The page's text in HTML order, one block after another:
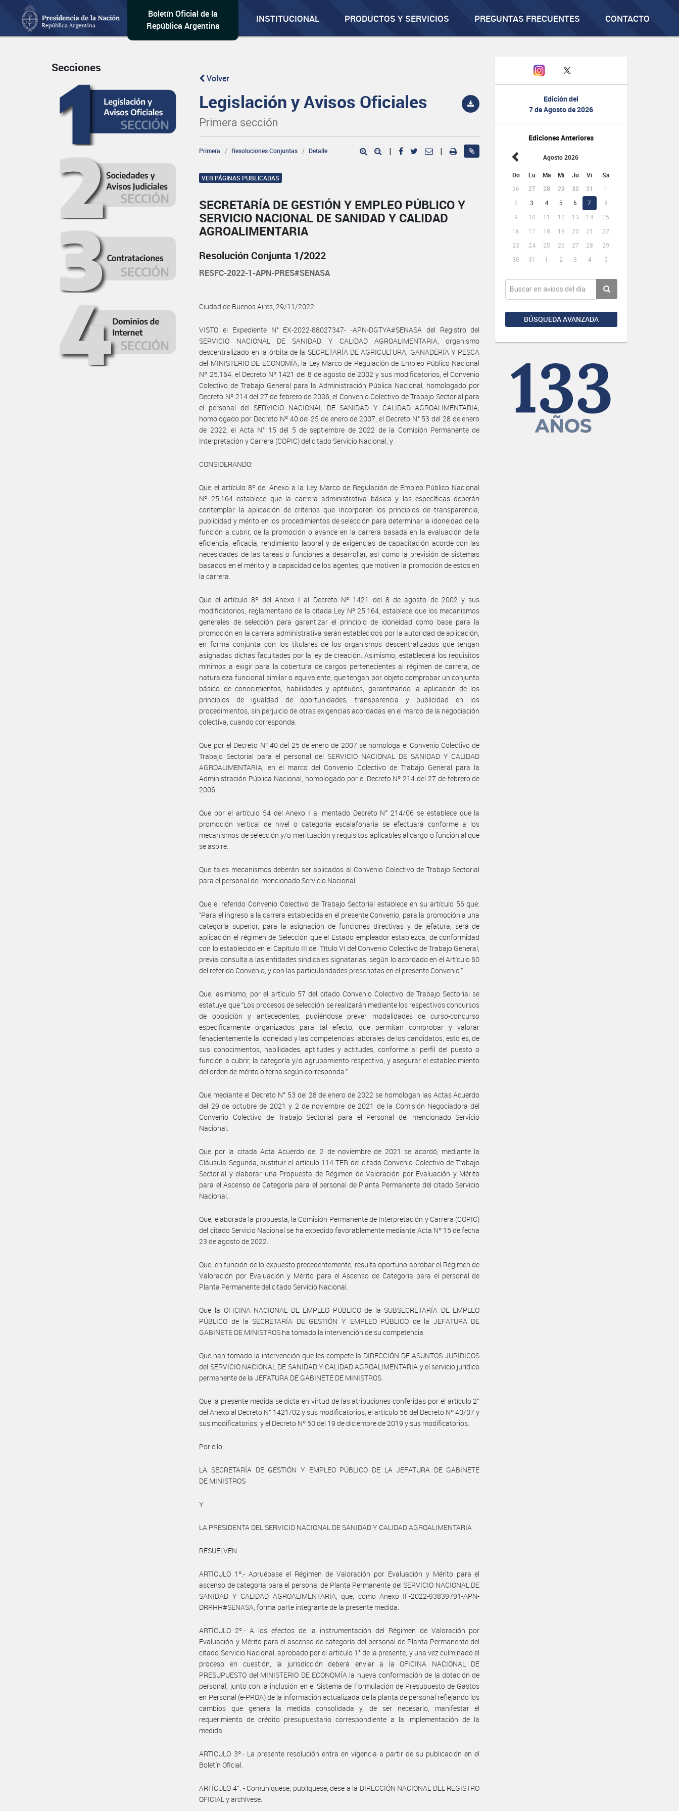
Boletín Oficial de la
República Argentina
INSTITUCIONAL PRODUCTOS Y SERVICIOS PREGUNTAS FRECUENTES CONTACTO
Edición del
7 de Agosto de 2026
Ediciones Anteriores
Agosto 2026
Do Lu Ma Mi Ju Vi Sa
26 27 28 29 30 31
1
2
3 4 5 6 7
8
9
10 11 12 13 14
15
16
17 18 19 20 21
22
23
24 25 26 27 28
29
30
31 1 2 3 4 5
BÚSQUEDA AVANZADA
Secciones
Volver
Legislación y Avisos Oficiales
Primera sección
Primera Resoluciones Conjuntas Detalle | |
VER PÁGINAS PUBLICADAS
SECRETARÍA DE GESTIÓN Y EMPLEO PÚBLICO Y
SERVICIO NACIONAL DE SANIDAD Y CALIDAD
AGROALIMENTARIA
Resolución Conjunta 1/2022
RESFC-2022-1-APN-PRES#SENASA
Ciudad de Buenos Aires, 29/11/2022
VISTO el Expediente N° EX-2022-88027347- -APN-DGTYA#SENASA del Registro del
SERVICIO NACIONAL DE SANIDAD Y CALIDAD AGROALIMENTARIA, organismo
descentralizado en la órbita de la SECRETARÍA DE AGRICULTURA, GANADERÍA Y PESCA
del MINISTERIO DE ECONOMÍA, la Ley Marco de Regulación de Empleo Público Nacional
Nº 25.164, el Decreto Nº 1421 del 8 de agosto de 2002 y sus modificatorios, el Convenio
Colectivo de Trabajo General para la Administración Pública Nacional, homologado por
Decreto Nº 214 del 27 de febrero de 2006, el Convenio Colectivo de Trabajo Sectorial para
el personal del SERVICIO NACIONAL DE SANIDAD Y CALIDAD AGROALIMENTARIA,
homologado por Decreto Nº 40 del 25 de enero de 2007, el Decreto N° 53 del 28 de enero
de 2022, el Acta N° 15 del 5 de septiembre de 2022 de la Comisión Permanente de
Interpretación y Carrera (COPIC) del citado Servicio Nacional, y
CONSIDERANDO:
Que el artículo 8º del Anexo a la Ley Marco de Regulación de Empleo Público Nacional
Nº 25.164 establece que la carrera administrativa básica y las específicas deberán
contemplar la aplicación de criterios que incorporen los principios de transparencia,
publicidad y mérito en los procedimientos de selección para determinar la idoneidad de la
función a cubrir, de la promoción o avance en la carrera basada en la evaluación de la
eficiencia, eficacia, rendimiento laboral y de exigencias de capacitación acorde con las
necesidades de las tareas o funciones a desarrollar, así como la previsión de sistemas
basados en el mérito y la capacidad de los agentes, que motiven la promoción de estos en
la carrera.
Que el artículo 8º del Anexo I al Decreto Nº 1421 del 8 de agosto de 2002 y sus
modificatorios, reglamentario de la citada Ley Nº 25.164, establece que los mecanismos
generales de selección para garantizar el principio de idoneidad como base para la
promoción en la carrera administrativa serán establecidos por la autoridad de aplicación,
en forma conjunta con los titulares de los organismos descentralizados que tengan
asignadas dichas facultades por la ley de creación. Asimismo, establecerá los requisitos
mínimos a exigir para la cobertura de cargos pertenecientes al régimen de carrera, de
naturaleza funcional similar o equivalente, que tengan por objeto comprobar un conjunto
básico de conocimientos, habilidades y aptitudes, garantizando la aplicación de los
principios de igualdad de oportunidades, transparencia y publicidad en los
procedimientos, sin perjuicio de otras exigencias acordadas en el marco de la negociación
colectiva, cuando corresponda.
Que por el Decreto N° 40 del 25 de enero de 2007 se homologa el Convenio Colectivo de
Trabajo Sectorial para el personal del SERVICIO NACIONAL DE SANIDAD Y CALIDAD
AGROALIMENTARIA, en el marco del Convenio Colectivo de Trabajo General para la
Administración Pública Nacional, homologado por el Decreto Nº 214 del 27 de febrero de
2006.
Que por el artículo 54 del Anexo I al mentado Decreto N° 214/06 se establece que la
promoción vertical de nivel o categoría escalafonaria se efectuará conforme a los
mecanismos de selección y/o merituación y requisitos aplicables al cargo o función al que
se aspire.
Que tales mecanismos deberán ser aplicados al Convenio Colectivo de Trabajo Sectorial
para el personal del mencionado Servicio Nacional.
Que el referido Convenio Colectivo de Trabajo Sectorial establece en su artículo 56 que:
“Para el ingreso a la carrera establecida en el presente Convenio, para la promoción a una
categoría superior, para la asignación de funciones directivas y de jefatura, será de
aplicación el régimen de Selección que el Estado empleador establezca, de conformidad
con lo establecido en el Capítulo III del Título VI del Convenio Colectivo de Trabajo General,
previa consulta a las entidades sindicales signatarias, según lo acordado en el Artículo 60
del referido Convenio, y con las particularidades prescriptas en el presente Convenio.”
Que, asimismo, por el artículo 57 del citado Convenio Colectivo de Trabajo Sectorial se
estatuye que “Los procesos de selección se realizarán mediante los respectivos concursos
de oposición y antecedentes, pudiéndose prever modalidades de curso-concurso
específicamente organizados para tal efecto, que permitan comprobar y valorar
fehacientemente la idoneidad y las competencias laborales de los candidatos, esto es, de
sus conocimientos, habilidades, aptitudes y actitudes, conforme al perfil del puesto o
función a cubrir, la categoría y/o agrupamiento respectivo, y asegurar el establecimiento
del orden de mérito o terna según corresponda.”
Que mediante el Decreto N° 53 del 28 de enero de 2022 se homologan las Actas Acuerdo
del 29 de octubre de 2021 y 2 de noviembre de 2021 de la Comisión Negociadora del
Convenio Colectivo de Trabajo Sectorial para el Personal del mencionado Servicio
Nacional.
Que por la citada Acta Acuerdo del 2 de noviembre de 2021 se acordó, mediante la
Cláusula Segunda, sustituir el artículo 114 TER del citado Convenio Colectivo de Trabajo
Sectorial y elaborar una Propuesta de Régimen de Valoración por Evaluación y Mérito
para el Ascenso de Categoría para el personal de Planta Permanente del citado Servicio
Nacional.
Que, elaborada la propuesta, la Comisión Permanente de Interpretación y Carrera (COPIC)
del citado Servicio Nacional se ha expedido favorablemente mediante Acta Nº 15 de fecha
23 de agosto de 2022.
Que, en función de lo expuesto precedentemente, resulta oportuno aprobar el Régimen de
Valoración por Evaluación y Mérito para el Ascenso de Categoría para el personal de
Planta Permanente del citado Servicio Nacional.
Que la OFICINA NACIONAL DE EMPLEO PÚBLICO de la SUBSECRETARÍA DE EMPLEO
PÚBLICO de la SECRETARÍA DE GESTIÓN Y EMPLEO PÚBLICO de la JEFATURA DE
GABINETE DE MINISTROS ha tomado la intervención de su competencia.
Que han tomado la intervención que les compete la DIRECCIÓN DE ASUNTOS JURÍDICOS
del SERVICIO NACIONAL DE SANIDAD Y CALIDAD AGROALIMENTARIA y el servicio jurídico
permanente de la JEFATURA DE GABINETE DE MINISTROS.
Que la presente medida se dicta en virtud de las atribuciones conferidas por el artículo 2°
del Anexo al Decreto N° 1421/02 y sus modificatorios, el artículo 56 del Decreto Nº 40/07 y
sus modificatorios, y el Decreto Nº 50 del 19 de diciembre de 2019 y sus modificatorios.
Por ello,
LA SECRETARÍA DE GESTIÓN Y EMPLEO PÚBLICO DE LA JEFATURA DE GABINETE
DE MINISTROS
Y
LA PRESIDENTA DEL SERVICIO NACIONAL DE SANIDAD Y CALIDAD AGROALIMENTARIA
RESUELVEN:
ARTÍCULO 1º.- Apruébase el Régimen de Valoración por Evaluación y Mérito para el
ascenso de categoría para el personal de Planta Permanente del SERVICIO NACIONAL DE
SANIDAD Y CALIDAD AGROALIMENTARIA, que, como Anexo IF-2022-93839791-APN-
DRRHH#SENASA, forma parte integrante de la presente medida.
ARTÍCULO 2º.- A los efectos de la instrumentación del Régimen de Valoración por
Evaluación y Mérito para el ascenso de categoría del personal de Planta Permanente del
citado Servicio Nacional, aprobado por el artículo 1° de la presente, y una vez culminado el
proceso en cuestión, la jurisdicción deberá enviar a la OFICINA NACIONAL DE
PRESUPUESTO del MINISTERIO DE ECONOMÍA la nueva conformación de la dotación de
personal, junto con la inclusión en el Sistema de Formulación de Presupuesto de Gastos
en Personal (e-PROA) de la información actualizada de la planta de personal reflejando los
cambios que genera la medida consolidada y, de ser necesario, manifestar el
requerimiento de crédito presupuestario correspondiente a la implementación de la
medida.
ARTÍCULO 3º.- La presente resolución entra en vigencia a partir de su publicación en el
Boletín Oficial.
ARTÍCULO 4°. - Comuníquese, publíquese, dese a la DIRECCIÓN NACIONAL DEL REGISTRO
OFICIAL y archívese.